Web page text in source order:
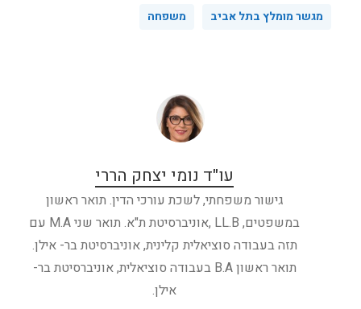
מגשר מומלץ בתל אביב משפחה
עו"ד נומי יצחק הררי
גישור משפחתי, לשכת עורכי הדין. תואר ראשון
במשפטים, LL.B ,אוניברסיטת ת"א. תואר שני M.A עם
תזה בעבודה סוציאלית קלינית, אוניברסיטת בר- אילן.
תואר ראשון B.A בעבודה סוציאלית, אוניברסיטת בר-
אילן.